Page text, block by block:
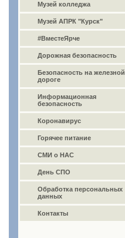
Музей колледжа
Музей АПРК "Курск"
#ВместеЯрче
Дорожная безопасность
Безопасность на железной
дороге
Информационная
безопасность
Коронавирус
Горячее питание
СМИ о НАС
День СПО
Обработка персональных
данных
Контакты